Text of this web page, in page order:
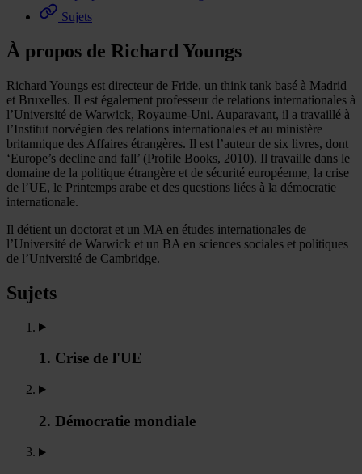
Sujets
À propos de Richard Youngs
Richard Youngs est directeur de Fride, un think tank basé à Madrid
et Bruxelles. Il est également professeur de relations internationales à
l’Université de Warwick, Royaume-Uni. Auparavant, il a travaillé à
l’Institut norvégien des relations internationales et au ministère
britannique des Affaires étrangères. Il est l’auteur de six livres, dont
‘Europe’s decline and fall’ (Profile Books, 2010). Il travaille dans le
domaine de la politique étrangère et de sécurité européenne, la crise
de l’UE, le Printemps arabe et des questions liées à la démocratie
internationale.
Il détient un doctorat et un MA en études internationales de
l’Université de Warwick et un BA en sciences sociales et politiques
de l’Université de Cambridge.
Sujets
1. Crise de l'UE
2. Démocratie mondiale